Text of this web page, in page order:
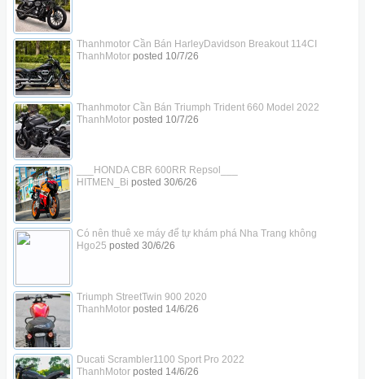
Thanhmotor Cần Bán HarleyDavidson Breakout 114CI
ThanhMotorposted 10/7/26
Thanhmotor Cần Bán Triumph Trident 660 Model 2022
ThanhMotorposted 10/7/26
___HONDA CBR 600RR Repsol___
HITMEN_Bi posted 30/6/26
Có nên thuê xe máy để tự khám phá Nha Trang không
Hgo25 posted 30/6/26
Triumph StreetTwin 900 2020
ThanhMotorposted 14/6/26
Ducati Scrambler1100 Sport Pro 2022
ThanhMotorposted 14/6/26